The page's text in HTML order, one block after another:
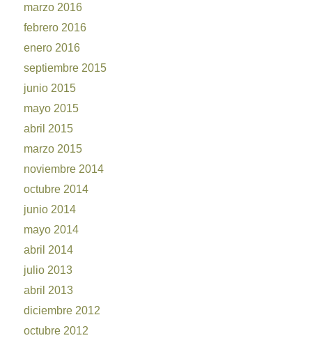
marzo 2016
febrero 2016
enero 2016
septiembre 2015
junio 2015
mayo 2015
abril 2015
marzo 2015
noviembre 2014
octubre 2014
junio 2014
mayo 2014
abril 2014
julio 2013
abril 2013
diciembre 2012
octubre 2012